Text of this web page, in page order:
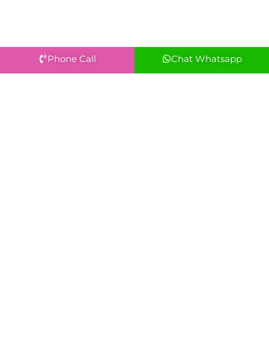
Phone Call Chat Whatsapp